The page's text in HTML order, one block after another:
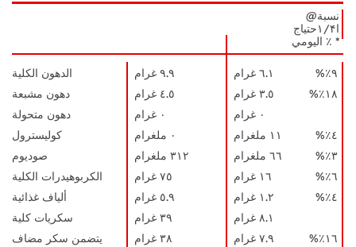
@نسبة
ا۱/۴حتياج
اليومي ٪ *
الدهون الكلية ٩.٩ غرام ٦.١ غرام
٩٪%
دهون مشبعة
٤.٥ غرام ٣.٥ غرام
١٨٪%
دهون متحولة
٠ غرام
٠ غرام
كوليسترول
٠ ملغرام ١١ ملغرام
٤٪%
صوديوم
٣١٢ ملغرام ٦٦ ملغرام
٣٪%
الكربوهيدرات الكلية
٧٥ غرام ١٦ غرام
٦٪%
ألياف غذائية
٥.٩ غرام ١.٢ غرام
٤٪%
سكريات كلية
٣٩ غرام
٨.١ غرام
يتضمن سكر مضاف
٣٨ غرام ٧.٩ غرام
١٦٪%